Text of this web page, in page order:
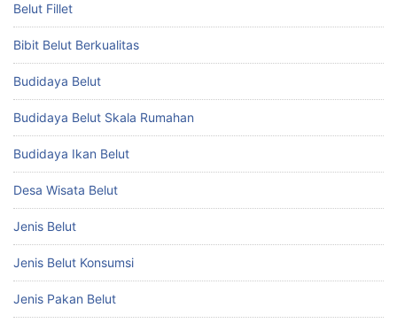
Belut Fillet
Bibit Belut Berkualitas
Budidaya Belut
Budidaya Belut Skala Rumahan
Budidaya Ikan Belut
Desa Wisata Belut
Jenis Belut
Jenis Belut Konsumsi
Jenis Pakan Belut